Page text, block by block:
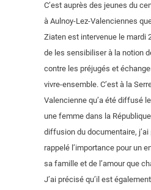
C’est auprès des jeunes du
à Aulnoy-Lez-Valenciennes
Ziaten est intervenue le mardi
de les sensibiliser à la notion
contre les préjugés et
vivre-ensemble. C’est à la
Valencienne qu’a été diffusé
une femme dans la
diffusion du documentaire, j’ai
rappelé l’importance pour un
sa famille et de l’amour que
J’ai précisé qu’il est